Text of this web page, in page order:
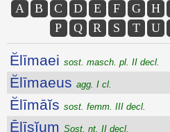
A B C D E F G H
P
Q R S T U
Ĕlīmaei sost. masch. pl. II decl.
Ĕlīmaeus agg. I cl.
Ĕlīmāĭs sost. femm. III decl.
Ēlīsĭum Sost. nt. II decl.